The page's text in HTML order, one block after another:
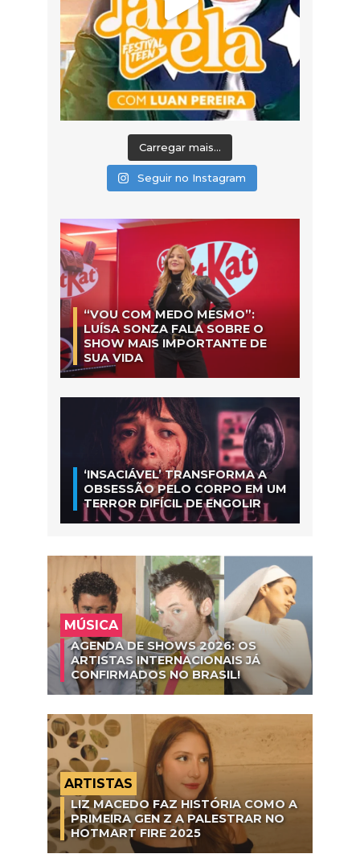
Carregar mais...
Seguir no Instagram
“VOU COM MEDO MESMO”:
LUÍSA SONZA FALA SOBRE O
SHOW MAIS IMPORTANTE DE
SUA VIDA
‘INSACIÁVEL’ TRANSFORMA A
OBSESSÃO PELO CORPO EM UM
TERROR DIFÍCIL DE ENGOLIR
MÚSICA
AGENDA DE SHOWS 2026: OS
ARTISTAS INTERNACIONAIS JÁ
CONFIRMADOS NO BRASIL!
ARTISTAS
LIZ MACEDO FAZ HISTÓRIA COMO A
PRIMEIRA GEN Z A PALESTRAR NO
HOTMART FIRE 2025